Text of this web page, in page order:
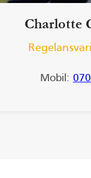
Charlotte
Mobil: